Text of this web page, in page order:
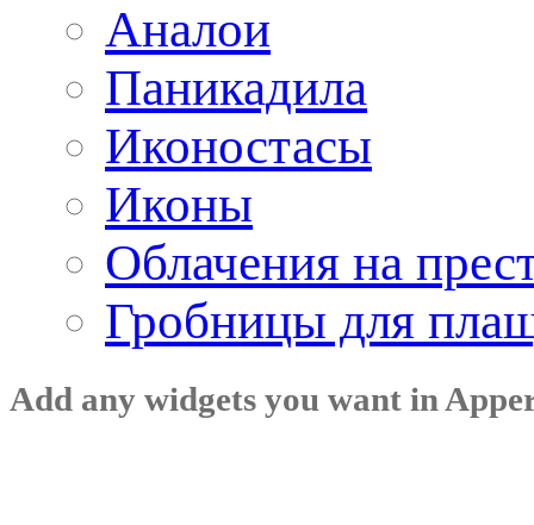
Аналои
Паникадила
Иконостасы
Иконы
Облачения на
Гробницы для
Add any widgets you want in